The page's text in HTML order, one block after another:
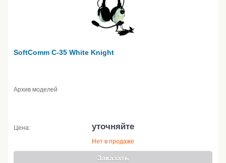
SoftComm C-35 White Knight
Архив моделей
Цена: уточняйте
Нет в продаже
Заказать